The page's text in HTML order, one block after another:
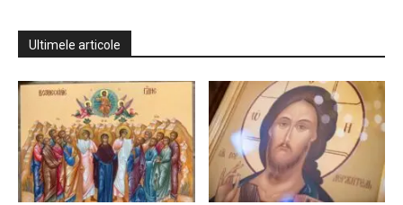
Ultimele articole